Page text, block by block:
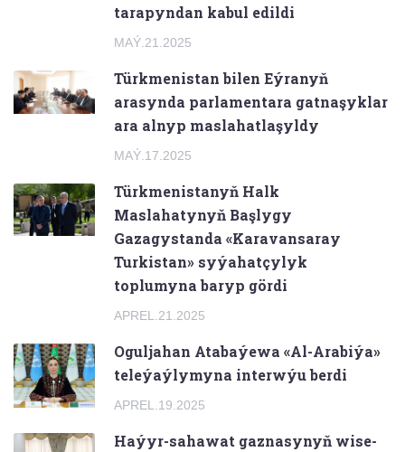
tarapyndan kabul edildi
MAÝ.21.2025
Türkmenistan bilen Eýranyň
arasynda parlamentara gatnaşyklar
ara alnyp maslahatlaşyldy
MAÝ.17.2025
Türkmenistanyň Halk
Maslahatynyň Başlygy
Gazagystanda «Karavansaray
Turkistan» syýahatçylyk
toplumyna baryp gördi
APREL.21.2025
Oguljahan Atabaýewa «Al-Arabiýa»
teleýaýlymyna interwýu berdi
APREL.19.2025
Haýyr-sahawat gaznasynyň wise-